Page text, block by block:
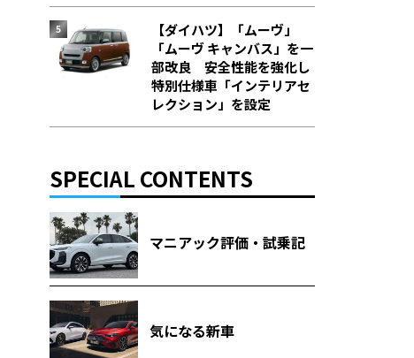
【ダイハツ】「ムーヴ」
「ムーヴ キャンバス」を一
部改良 安全性能を強化し
特別仕様車「インテリアセ
レクション」を設定
SPECIAL CONTENTS
マニアック評価・試乗記
気になる新車